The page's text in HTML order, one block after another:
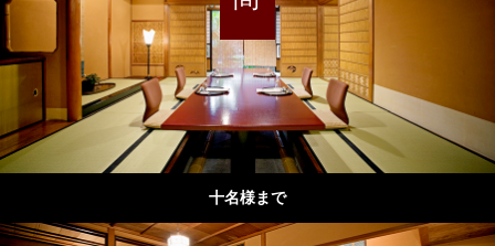
十名様まで